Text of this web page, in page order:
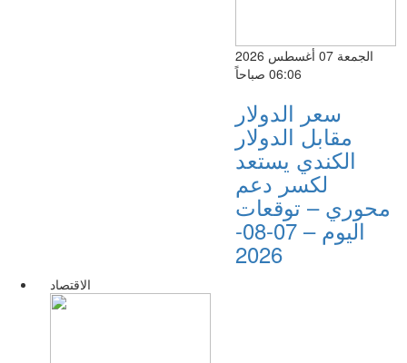
الجمعة 07 أغسطس 2026
06:06 صباحاً
سعر الدولار
مقابل الدولار
الكندي يستعد
لكسر دعم
محوري – توقعات
اليوم – 07-08-
2026
الاقتصاد